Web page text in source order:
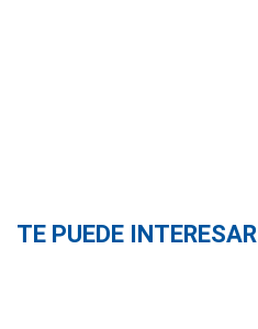
TE PUEDE INTERESAR